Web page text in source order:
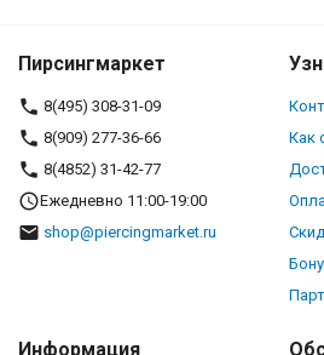
Пирсингмаркет
8(495) 308-31-09
8(909) 277-36-66
8(4852) 31-42-77
Ежедневно 11:00-19:00
shop@piercingmarket.ru
Как
Информация